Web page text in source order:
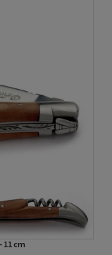
11 cm